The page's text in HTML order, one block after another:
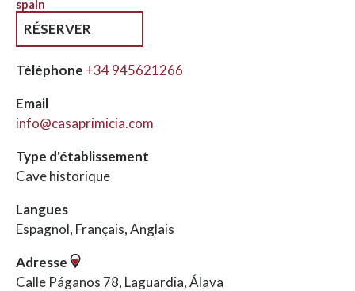
RÉSERVER
spain
Téléphone +34 945621266
Email
info@casaprimicia.com
Type d'établissement
Cave historique
Langues
Espagnol, Français, Anglais
Adresse
Calle Páganos 78, Laguardia, Álava